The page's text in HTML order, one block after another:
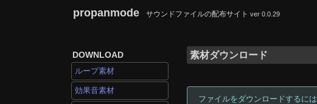
propanmode サウンドファイルの配布サイト ver 0.0.29
DOWNLOAD
ループ素材
効果音素材
素材ダウンロード
ファイルをダウンロードするに